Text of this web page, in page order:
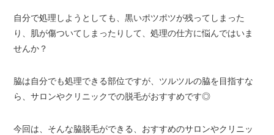
自分で処理しようとしても、黒いポツポツが残ってしまった
り、肌が傷ついてしまったりして、処理の仕方に悩んではいま
せんか？
脇は自分でも処理できる部位ですが、ツルツルの脇を目指すな
ら、サロンやクリニックでの脱毛がおすすめです◎
今回は、そんな脇脱毛ができる、おすすめのサロンやクリニッ